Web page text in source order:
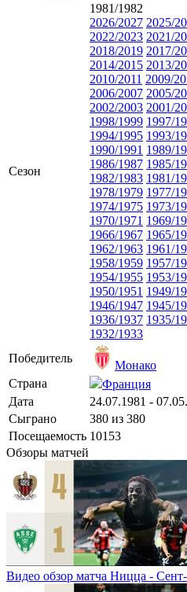
Сезон
1981/1982
2026/2027 2025/
2022/2023 2021/
2018/2019 2017/
2014/2015 2013/
2010/2011 2009/
2006/2007 2005/
2002/2003 2001/
1998/1999 1997/
1994/1995 1993/
1990/1991 1989/
1986/1987 1985/
1982/1983 1981/
1978/1979 1977/
1974/1975 1973/
1970/1971 1969/
1966/1967 1965/
1962/1963 1961/
1958/1959 1957/
1954/1955 1953/
1950/1951 1949/
1946/1947 1945/
1936/1937 1935/
1932/1933
Победитель
Монако
Страна
Франция
Дата
24.07.1981 -
Сыграно
380 из 380
Посещаемость 10153
Обзоры матчей
Видео обзор матча Ницца -